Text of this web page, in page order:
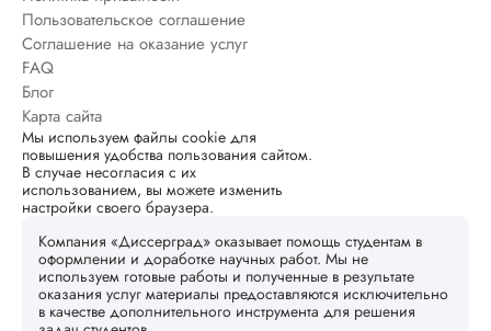
Пользовательское соглашение
Соглашение на оказание услуг
FAQ
Блог
Карта сайта
Мы используем файлы cookie для
повышения удобства пользования сайтом.
В случае несогласия с их
использованием, вы можете изменить
настройки своего браузера.
Компания «Диссерград» оказывает помощь студентам в
оформлении и доработке научных работ. Мы не
используем готовые работы и полученные в результате
оказания услуг материалы предоставляются исключительно
в качестве дополнительного инструмента для решения